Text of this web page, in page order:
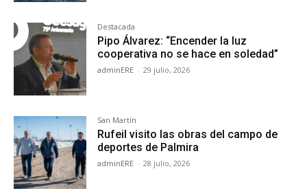
Destacada
Pipo Álvarez: “Encender la luz
cooperativa no se hace en soledad”
adminERE - 29 julio, 2026
San Martín
Rufeil visito las obras del campo de
deportes de Palmira
adminERE - 28 julio, 2026